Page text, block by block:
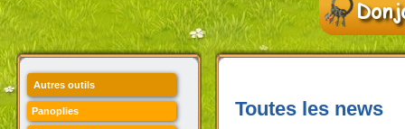
Autres outils
Panoplies Toutes les news